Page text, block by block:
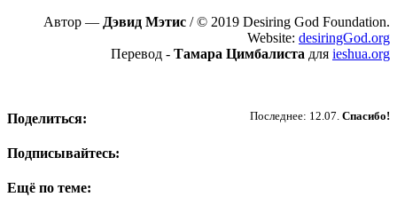
Автор — Дэвид Мэтис / © 2019 Desiring God Foundation.
Website: desiringGod.org
Перевод - Тамара Цимбалиста для ieshua.org
Последнее: 12.07. Спасибо!
Поделиться:
Подписывайтесь:
Ещё по теме: